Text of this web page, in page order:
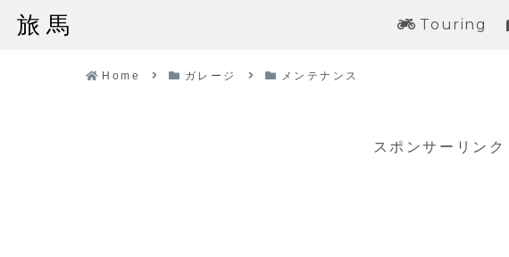
旅馬 Touring
Home ガレージ メンテナンス
スポンサーリンク